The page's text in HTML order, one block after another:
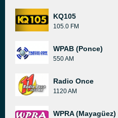
KQ105
105.0 FM
WPAB (Ponce)
550 AM
Radio Once
1120 AM
WPRA (Mayagüez)